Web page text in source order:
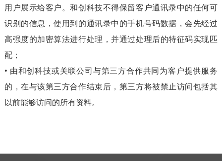
用户展示给客户。和创科技不得保留客户通讯录中的任何可
识别的信息，使用到的通讯录中的手机号码数据，会先经过
高强度的加密算法进行处理，并通过处理后的特征码实现匹
配；
• 由和创科技或关联公司与第三方合作共同为客户提供服务
的，在与该第三方合作结束后，第三方将被禁止访问包括其
以前能够访问的所有资料。